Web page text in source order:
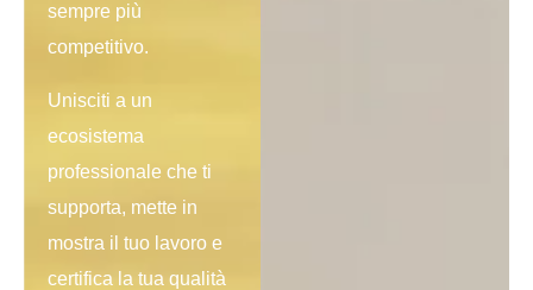
sempre più
competitivo.
Unisciti a un
ecosistema
professionale che ti
supporta, mette in
mostra il tuo lavoro e
certifica la tua qualità